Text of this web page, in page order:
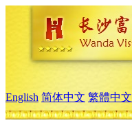
English 简体中文 繁體中文